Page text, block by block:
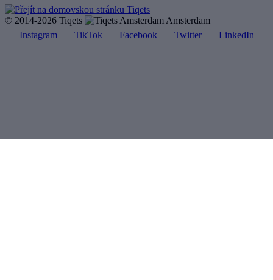
© 2014-2026 Tiqets
Amsterdam
Instagram
TikTok Facebook Twitter LinkedIn